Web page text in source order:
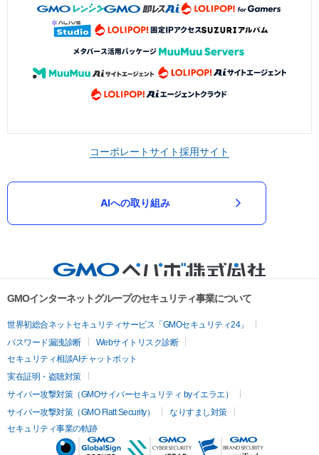
コーポレートサイト採用サイト
AIへの取り組み
GMOインターネットグループのセキュリティ事業について
世界初総合ネットセキュリティサービス「GMOセキュリティ24」
パスワード漏洩診断
Webサイトリスク診断
セキュリティ相談AIチャットボット
実在証明・盗聴対策
サイバー攻撃対策（GMOサイバーセキュリティ byイエラエ）
サイバー攻撃対策（GMO Flatt Security）
なりすまし対策
セキュリティ事業の軌跡